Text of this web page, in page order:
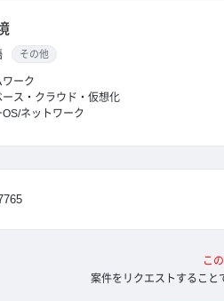
その他
ワーク
ース・クラウド・仮想化
ネットワーク
こ
案件をリクエストすること